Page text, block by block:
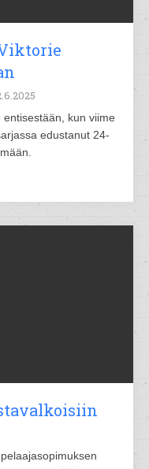
kun viime
edustanut 24-